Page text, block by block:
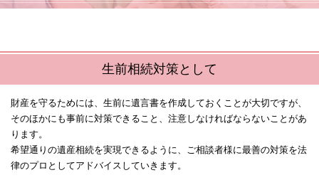
生前相続対策として
財産を守るためには、生前に遺言書を作成しておくことが大切ですが、
そのほかにも事前に対策できること、注意しなければならないことがあ
ります。
希望通りの遺産相続を実現できるように、ご相談者様に最善の対策を法
律のプロとしてアドバイスしていきます。